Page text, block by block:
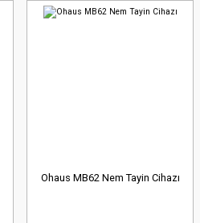
Ohaus MB62 Nem Tayin Cihazı